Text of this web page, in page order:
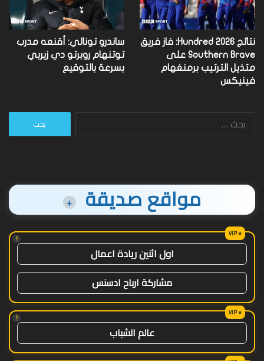
نتائج Hundred 2026: فاز فريق
Southern Brave على
متذيل الترتيب برمنغهام
فينيكس
ساندرو تونالي: أقنعه مدرب
توتنهام روبرتو دي زيربي
بسرعة بالتوقيع
البحث
مواقع صديقة +
!
اول اثنين ريادة اعمال
مشاركة ارباح ادسنس
!
عالم الشباب